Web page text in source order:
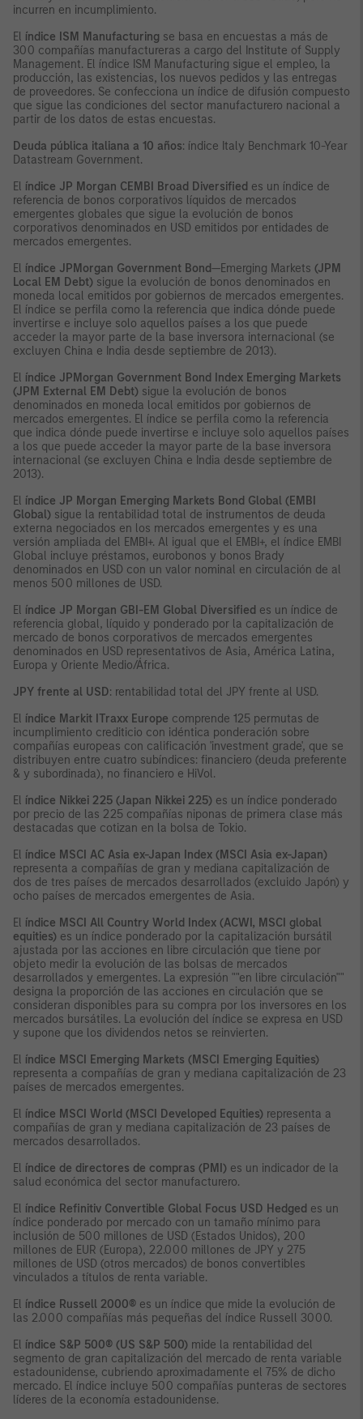
incurren en incumplimiento.
El índice ISM Manufacturing se basa en encuestas a más de
300 compañías manufactureras a cargo del Institute of Supply
Management. El índice ISM Manufacturing sigue el empleo, la
producción, las existencias, los nuevos pedidos y las entregas
de proveedores. Se confecciona un índice de difusión compuesto
que sigue las condiciones del sector manufacturero nacional a
partir de los datos de estas encuestas.
Deuda pública italiana a 10 años: índice Italy Benchmark 10-Year
Datastream Government.
El índice JP Morgan CEMBI Broad Diversified es un índice de
referencia de bonos corporativos líquidos de mercados
emergentes globales que sigue la evolución de bonos
corporativos denominados en USD emitidos por entidades de
mercados emergentes.
El índice JPMorgan Government Bond—Emerging Markets (JPM
Local EM Debt) sigue la evolución de bonos denominados en
moneda local emitidos por gobiernos de mercados emergentes.
El índice se perfila como la referencia que indica dónde puede
invertirse e incluye solo aquellos países a los que puede
acceder la mayor parte de la base inversora internacional (se
excluyen China e India desde septiembre de 2013).
El índice JPMorgan Government Bond Index Emerging Markets
(JPM External EM Debt) sigue la evolución de bonos
denominados en moneda local emitidos por gobiernos de
mercados emergentes. El índice se perfila como la referencia
que indica dónde puede invertirse e incluye solo aquellos países
a los que puede acceder la mayor parte de la base inversora
internacional (se excluyen China e India desde septiembre de
2013).
El índice JP Morgan Emerging Markets Bond Global (EMBI
Global) sigue la rentabilidad total de instrumentos de deuda
externa negociados en los mercados emergentes y es una
versión ampliada del EMBI+. Al igual que el EMBI+, el índice EMBI
Global incluye préstamos, eurobonos y bonos Brady
denominados en USD con un valor nominal en circulación de al
menos 500 millones de USD.
El índice JP Morgan GBI-EM Global Diversified es un índice de
referencia global, líquido y ponderado por la capitalización de
mercado de bonos corporativos de mercados emergentes
denominados en USD representativos de Asia, América Latina,
Europa y Oriente Medio/África.
JPY frente al USD: rentabilidad total del JPY frente al USD.
El índice Markit ITraxx Europe comprende 125 permutas de
incumplimiento crediticio con idéntica ponderación sobre
compañías europeas con calificación 'investment grade', que se
distribuyen entre cuatro subíndices: financiero (deuda preferente
& y subordinada), no financiero e HiVol.
El índice Nikkei 225 (Japan Nikkei 225) es un índice ponderado
por precio de las 225 compañías niponas de primera clase más
destacadas que cotizan en la bolsa de Tokio.
El índice MSCI AC Asia ex-Japan Index (MSCI Asia ex-Japan)
representa a compañías de gran y mediana capitalización de
dos de tres países de mercados desarrollados (excluido Japón) y
ocho países de mercados emergentes de Asia.
El índice MSCI All Country World Index (ACWI, MSCI global
equities) es un índice ponderado por la capitalización bursátil
ajustada por las acciones en libre circulación que tiene por
objeto medir la evolución de las bolsas de mercados
desarrollados y emergentes. La expresión ""en libre circulación""
designa la proporción de las acciones en circulación que se
consideran disponibles para su compra por los inversores en los
mercados bursátiles. La evolución del índice se expresa en USD
y supone que los dividendos netos se reinvierten.
El índice MSCI Emerging Markets (MSCI Emerging Equities)
representa a compañías de gran y mediana capitalización de 23
países de mercados emergentes.
El índice MSCI World (MSCI Developed Equities) representa a
compañías de gran y mediana capitalización de 23 países de
mercados desarrollados.
El índice de directores de compras (PMI) es un indicador de la
salud económica del sector manufacturero.
El índice Refinitiv Convertible Global Focus USD Hedged es un
índice ponderado por mercado con un tamaño mínimo para
inclusión de 500 millones de USD (Estados Unidos), 200
millones de EUR (Europa), 22.000 millones de JPY y 275
millones de USD (otros mercados) de bonos convertibles
vinculados a títulos de renta variable.
El índice Russell 2000® es un índice que mide la evolución de
las 2.000 compañías más pequeñas del índice Russell 3000.
El índice S&P 500® (US S&P 500) mide la rentabilidad del
segmento de gran capitalización del mercado de renta variable
estadounidense, cubriendo aproximadamente el 75% de dicho
mercado. El índice incluye 500 compañías punteras de sectores
líderes de la economía estadounidense.